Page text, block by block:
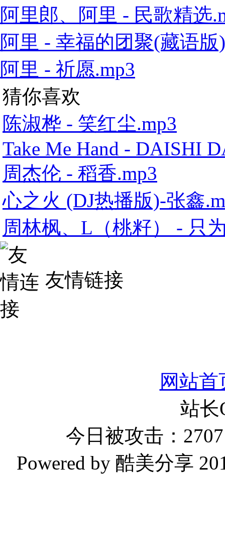
阿里郎、阿里 - 民歌精选
阿里 - 幸福的团聚(藏语版
阿里 - 祈愿.mp3
猜你喜欢
陈淑桦 - 笑红尘.mp3
Take Me Hand - DAISHI
周杰伦 - 稻香.mp3
心之火 (DJ热播版)-张鑫
周林枫、L（桃籽） - 只
友情链接
网站首
站
今日被攻击：
Powered by 酷美分享